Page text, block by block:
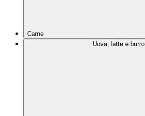
Carne
Uova, latte e burro